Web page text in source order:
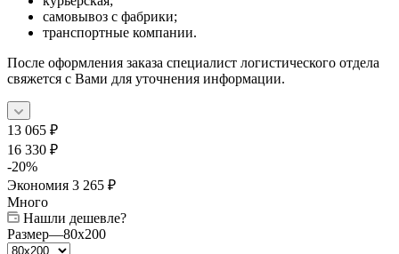
самовывоз с фабрики;
транспортные компании.
После оформления заказа специалист логистического отдела
свяжется с Вами для уточнения информации.
13 065 ₽
16 330 ₽
-20%
Экономия 3 265 ₽
Много
Нашли дешевле?
Размер—80x200